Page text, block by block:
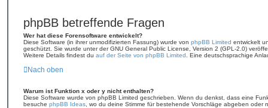
phpBB betreffende Fragen
Wer hat diese Forensoftware entwickelt?
Diese Software (in ihrer unmodifizierten Fassung) wurde von phpBB Limited entwickelt
geschützt. Sie wurde unter der GNU General Public License, Version 2 (GPL-2.0)
Weitere Details findest du auf der Seite von phpBB Limited . Eine deutschsprachige
Nach oben
Warum ist Funktion x oder y nicht enthalten?
Diese Software wurde von phpBB Limited geschrieben. Wenn du denkst, dass eine
besuche phpBB Ideas , wo du deine Stimme für bestehende Vorschläge abgeben